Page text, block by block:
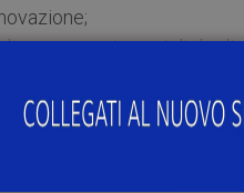
successo: i consigli degli